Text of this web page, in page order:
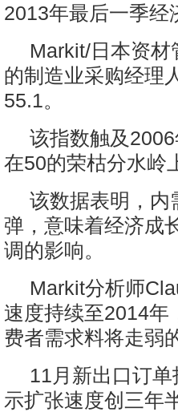
2013年最后一季经
Markit/日本资
的制造业采购经理
55.1。
该指数触及
在50的荣枯分水岭
该数据表明，内
弹，意味着经济成
调的影响。
Markit分析师
速度持续至2014年
费者需求料将走弱
11月新出口订
示扩张速度创三年